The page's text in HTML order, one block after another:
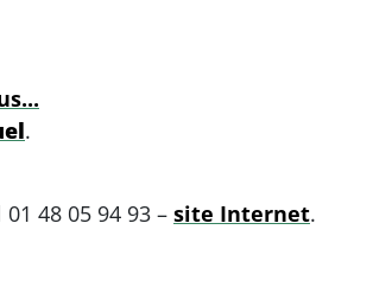
.
48 05 94 93 – site Internet.